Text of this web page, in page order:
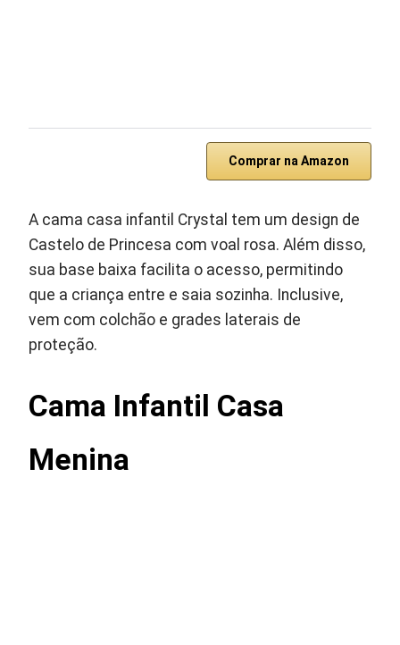
Comprar na Amazon
A cama casa infantil Crystal tem um design de
Castelo de Princesa com voal rosa. Além disso,
sua base baixa facilita o acesso, permitindo
que a criança entre e saia sozinha. Inclusive,
vem com colchão e grades laterais de
proteção.
Cama Infantil Casa
Menina